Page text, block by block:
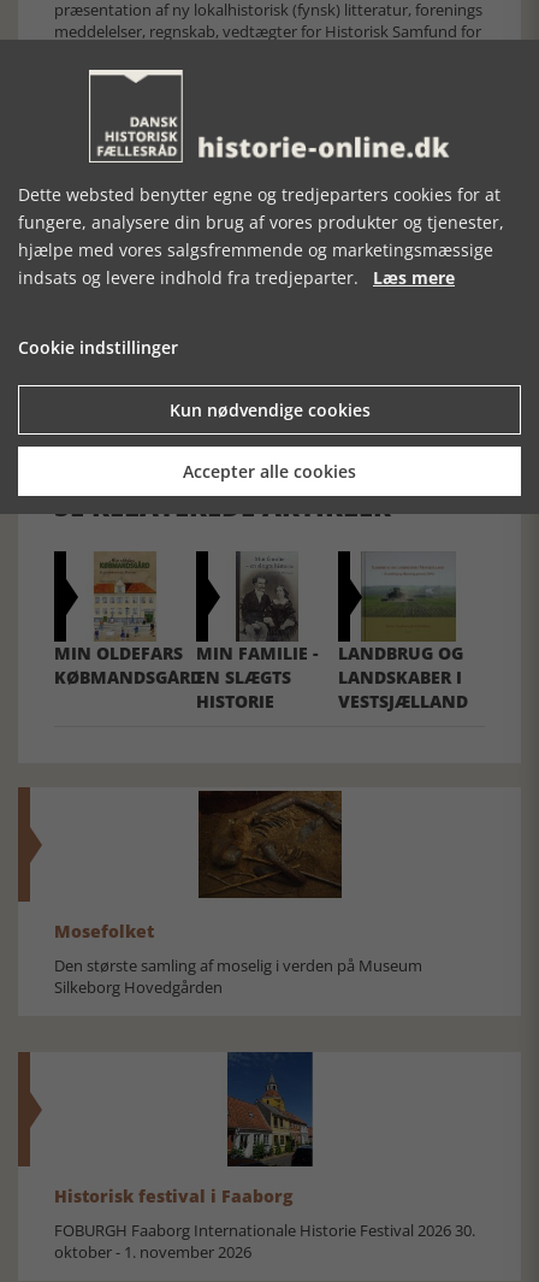
præsentation af ny lokalhistorisk (fynsk) litteratur, forenings
meddelelser, regnskab, vedtægter for Historisk Samfund for
Årbogens forfattere er stort set alle professionelle
mange andre historiske årbøger, der også har bidrag fra
lokalhistorisk interesserede amatører. Det betyder at
Fynske Årbøger er ved at udvikle sig til et fagtidsskrift for
universitet, arkiver og museer, fremfor Årbog for Historisk
Samfund for Fyn.
Siden er oprettet 07. december 2016.
Forrige artikel
SE RELATEREDE ARTIKLER
MIN OLDEFARS
KØBMANDSGÅRD
MIN FAMILIE -
EN SLÆGTS
HISTORIE
LANDBRUG OG
LANDSKABER I
VESTSJÆLLAND
Mosefolket
Den største samling af moselig i verden på Museum
Silkeborg Hovedgården
Historisk festival i Faaborg
FOBURGH Faaborg Internationale Historie Festival 2026 30.
oktober - 1. november 2026
Dette websted benytter egne og tredjeparters cookies for at
fungere, analysere din brug af vores produkter og tjenester,
hjælpe med vores salgsfremmende og marketingsmæssige
indsats og levere indhold fra tredjeparter. Læs mere
Cookie indstillinger
Kun nødvendige cookies
Accepter alle cookies